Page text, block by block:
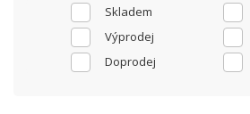
Skladem
Výprodej
Doprodej